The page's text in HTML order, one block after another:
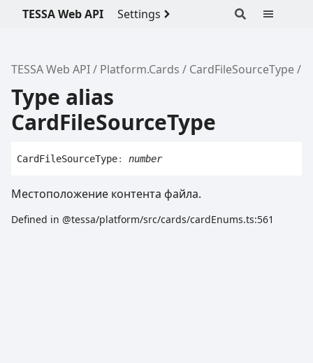
TESSA Web API Settings
TESSA Web API Platform.Cards CardFileSourceType
Type alias
CardFileSourceType
CardFileSourceType: number
Местоположение контента файла.
Defined in @tessa/platform/src/cards/cardEnums.ts:561